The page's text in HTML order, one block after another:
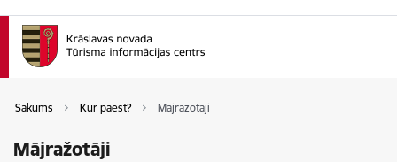
Sākums Kur paēst? Mājražotāji
Mājražotāji